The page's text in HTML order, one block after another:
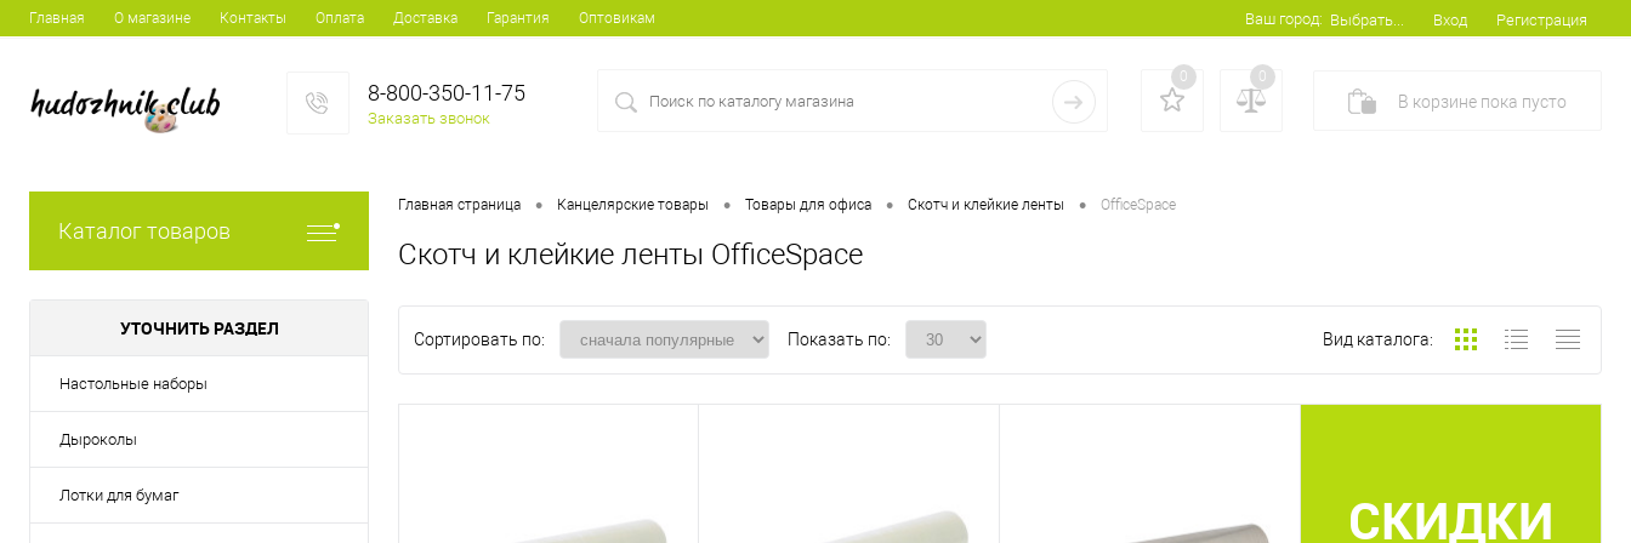
Главная О магазине Контакты Оплата Доставка Гарантия Оптовикам Ваш город: Выбрать... Вход Регистрация
8-800-350-11-75
Заказать звонок
0 0
В корзине пока пусто
Каталог товаров
УТОЧНИТЬ РАЗДЕЛ
Настольные наборы
Дыроколы
Лотки для бумаг
Главная страница • Канцелярские товары • Товары для офиса • Скотч и клейкие ленты • OfficeSpace
Скотч и клейкие ленты OfficeSpace
Сортировать по: Показать по: Вид каталога:
СКИДКИ